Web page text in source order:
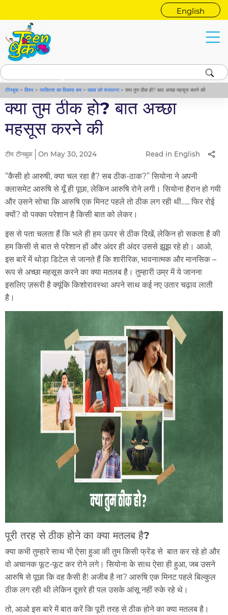
English
अच्छा महसूस करना
टीनबुक>विषय >व्यक्तित्व का विकास कर>दबाव को संभालना>क्या तुम ठीक हो? बात अच्छा महसूस करने की
क्या तुम ठीक हो? बात अच्छा
महसूस करने की
टीम टीनबुक On May 30, 2024 Read in English
“कैसी हो आरुषी, क्या चल रहा है? सब ठीक-ठाक?” सियोना ने अपनी
क्लासमेट आरुषि से यूँ ही पूछा, लेकिन आरुषि रोने लगी। सियोना हैरान हो गयी
और उसने सोचा कि आरुषि एक मिनट पहले तो ठीक लग रही थी….. फिर रोई
क्यों? वो पक्का परेशान है किसी बात को लेकर।
इस से पता चलता हैं कि भले ही हम ऊपर से ठीक दिखें, लेकिन हो सकता है की
हम किसी से बात से परेशान हों और अंदर ही अंदर उससे झूझ रहे हो। आओ,
इस बारें में थोड़ा डिटेल से जानते हैं कि शारीरिक, भावनात्मक और मानसिक –
रूप से अच्छा महसूस करने का क्या मतलब है। तुम्हारी उम्र में ये जानना
इसलिए ज़रूरी है क्यूंकि किशोरावस्था अपने साथ कई नए उतार चढ़ाव लाती
है।
पूरी तरह से ठीक होने का क्या मतलब है?
क्या कभी तुम्हारे साथ भी ऐसा हुआ की तुम किसी फ्रेंड से बात कर रहे हो और
वो अचानक फूट-फूट कर रोने लगे। सियोना के साथ ऐसा ही हुआ, जब उसने
आरुषि से पूछा कि वह कैसी है! अजीब है ना? आरुषि एक मिनट पहले बिल्कुल
ठीक लग रही थी लेकिनदूसरेही पल उसके आंसू नहीं रुके रहे थे।
तो, आओ इस बारे में बात करें कि पूरी तरह से ठीक होने का क्या मतलब है।